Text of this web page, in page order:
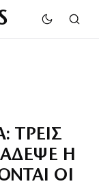
ΤΡΕΙΣ
Η
ΟΙ